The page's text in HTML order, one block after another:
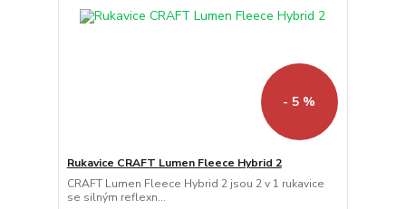
- 5 %
Rukavice CRAFT Lumen Fleece Hybrid 2
CRAFT Lumen Fleece Hybrid 2 jsou 2 v 1 rukavice
se silným reflexn...